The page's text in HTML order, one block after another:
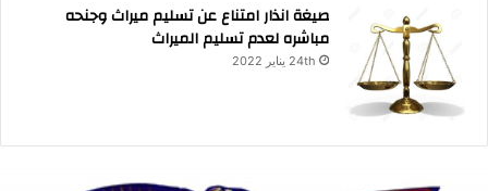
صيغة انذار امتناع عن تسليم ميراث وجنحه
مباشره لعدم تسليم الميراث
24th يناير 2022